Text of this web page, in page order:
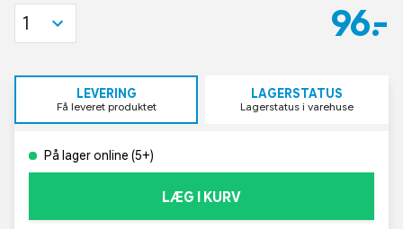
96,-
1
LEVERING
Få leveret produktet
LAGERSTATUS
Lagerstatus i varehuse
På lager online (5+)
LÆG I KURV